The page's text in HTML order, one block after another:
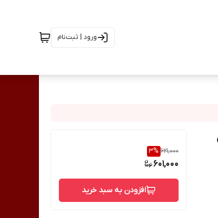
ورود | ثبت‌نام
621,000
3%
601,000
افزودن به سبد خرید